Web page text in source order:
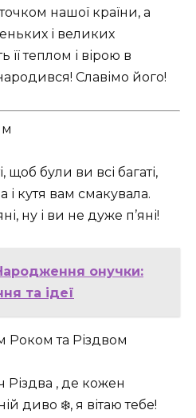
нашої країни, а
і великих
теплом і вірою в
Славімо його!
щоб були ви всі багаті,
кутя вам смакувала.
ну і ви не дуже п’яні!
онучки:
та ідеї
Різдва , де кожен
диво ❄️, я вітаю тебе!